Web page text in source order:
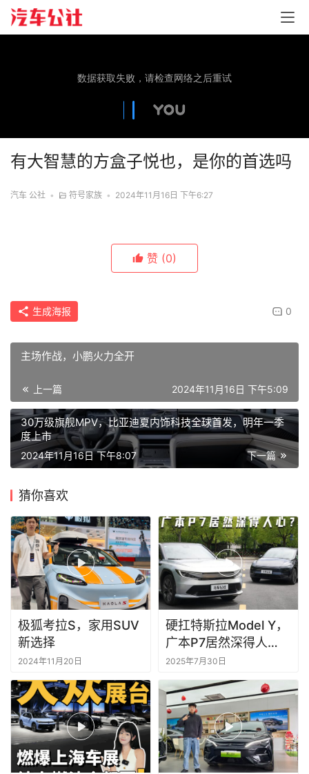
有大智慧的方盒子悦也，是你的首选吗
汽车 公社 • 符号家族 • 2024年11月16日 下午6:27
赞 (0)
生成海报 0
主场作战，小鹏火力全开
上一篇 2024年11月16日 下午5:09
30万级旗舰MPV，比亚迪夏内饰科技全球首发，明年一季
度上市
下一篇
2024年11月16日 下午8:07
猜你喜欢
极狐考拉S，家用SUV
新选择
2024年11月20日
硬扛特斯拉Model Y，
广本P7居然深得人
心？
2025年7月30日